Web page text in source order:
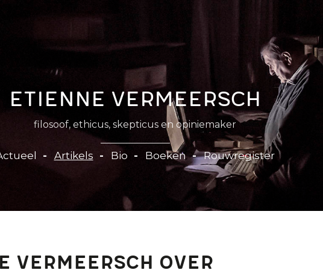
Etienne Vermeersch
filosoof, ethicus, skepticus en opiniemaker
Artikels Bio Boeken Rouwregister